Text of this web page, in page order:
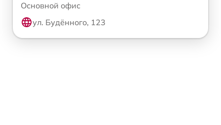
Основной офис
ул. Будённого, 123